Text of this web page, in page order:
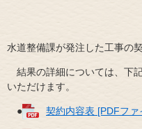
水道整備課が発注した工事の
結果の詳細については、下
いただけます。
● 契約内容表 [PDFファ